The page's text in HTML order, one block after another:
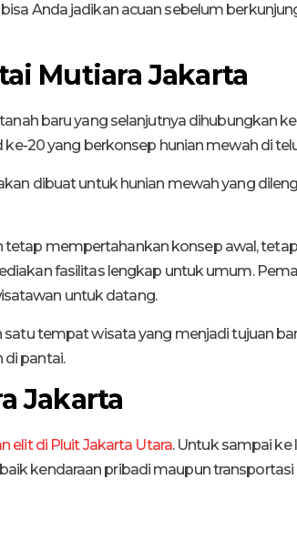
Anda jadikan acuan sebelum
Mutiara Jakarta
baru yang selanjutnya dihubungkan
20 yang berkonsep hunian mewah di
dibuat untuk hunian mewah yang
mempertahankan konsep awal,
fasilitas lengkap untuk umum.
untuk datang.
satu tempat wisata yang menjadi tujuan
pantai.
Jakarta
elit di Pluit Jakarta Utara. Untuk sampai ke
kendaraan pribadi maupun